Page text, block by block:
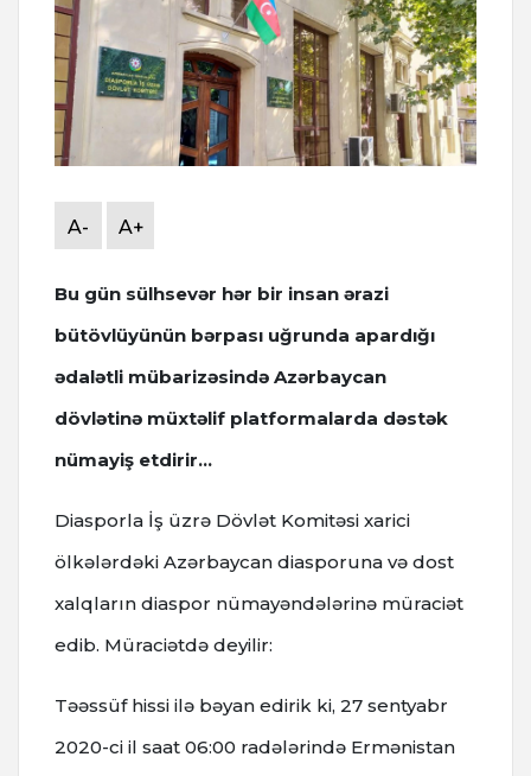
A- A+
Bu gün sülhsevər hər bir insan ərazi
bütövlüyünün bərpası uğrunda apardığı
ədalətli mübarizəsində Azərbaycan
dövlətinə müxtəlif platformalarda dəstək
nümayiş etdirir...
Diasporla İş üzrə Dövlət Komitəsi xarici
ölkələrdəki Azərbaycan diasporuna və dost
xalqların diaspor nümayəndələrinə müraciət
edib. Müraciətdə deyilir:
Təəssüf hissi ilə bəyan edirik ki, 27 sentyabr
2020-ci il saat 06:00 radələrində Ermənistan